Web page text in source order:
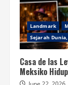
Landmark
Sejarah
Casa de las
Meksiko